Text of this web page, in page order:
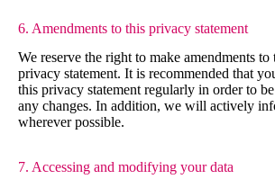
6. Amendments to this privacy statement
We reserve the right to make amendments to
privacy statement. It is recommended that
this privacy statement regularly in order to
any changes. In addition, we will actively
wherever possible.
7. Accessing and modifying your data